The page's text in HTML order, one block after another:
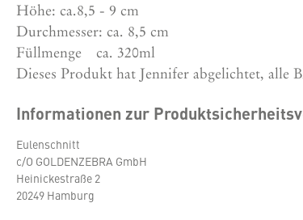
Höhe: ca.8,5 - 9 cm
Durchmesser: ca. 8,5 cm
Füllmenge ca. 320ml
Dieses Produkt hat Jennifer abgelichtet, alle
Informationen zur
Eulenschnitt
c/O GOLDENZEBRA GmbH
Heinickestraße 2
20249 Hamburg